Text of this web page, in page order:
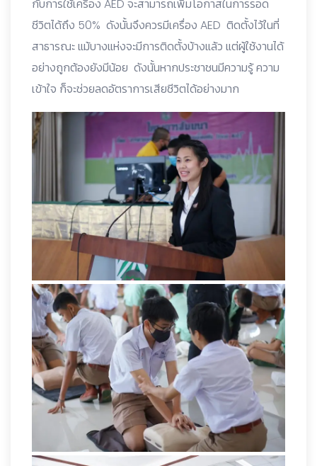
กับการใช้เครื่อง AED จะสามารถเพิ่มโอกาสในการรอด
ชีวิตได้ถึง 50% ดังนั้นจึงควรมีเครื่อง AED ติดตั้งไว้ในที่
สาธารณะ แม้บางแห่งจะมีการติดตั้งบ้างแล้ว แต่ผู้ใช้งานได้
อย่างถูกต้องยังมีน้อย ดังนั้นหากประชาชนมีความรู้ ความ
เข้าใจ ก็จะช่วยลดอัตราการเสียชีวิตได้อย่างมาก